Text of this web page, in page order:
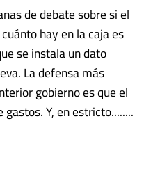
de debate sobre si el
hay en la caja es
se instala un dato
La defensa más
gobierno es que el
Y, en estricto........